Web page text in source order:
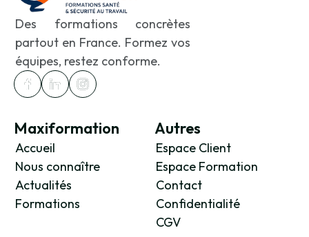
d’animation en SST
La conception d’une action de
formation
Les scénarios de simulation
d’accident du travail
Les phases pratiques et leurs
sécurité
L’évaluation d’une action de
formation
Les niveaux d’évaluation
Le référentiel d’activités
Les domaines de compétences en
Des formations concrètes
partout en France. Formez vos
équipes, restez conforme.
Maxiformation
Accueil
Nous connaître
Actualités
Formations
Autres
Espace Client
Espace Formation
Contact
Confidentialité
CGV